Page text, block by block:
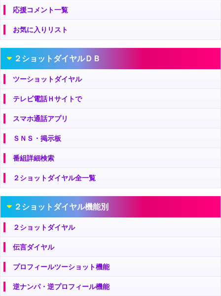
応援コメント一覧
お気に入りリスト
２ショットダイヤルＤＢ
ツーショットダイヤル
テレビ電話Ｈサイトで
スマホ通話アプリ
ＳＮＳ・掲示板
番組詳細検索
２ショットダイヤル全一覧
２ショットダイヤル機能別
２ショットダイヤル
伝言ダイヤル
プロフィールツーショット機能
逆ナンパ・逆プロフィール機能